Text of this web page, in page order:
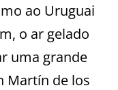
ao Uruguai
o ar gelado
uma grande
Martín de los